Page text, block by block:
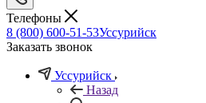
Телефоны
8 (800) 600-51-53Уссурийск
Заказать звонок
Уссурийск
Назад